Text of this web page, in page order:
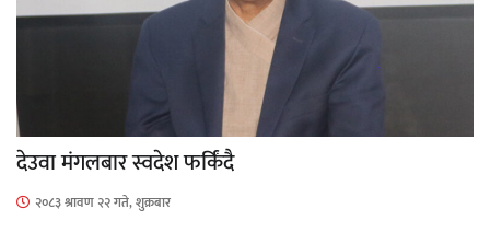
देउवा मंगलबार स्वदेश फर्किंदै
२०८३ श्रावण २२ गते, शुक्रबार